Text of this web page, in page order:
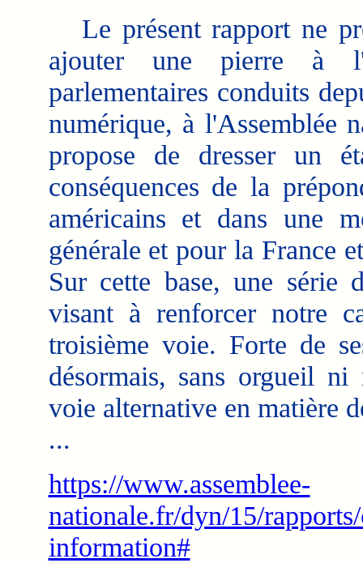
Le présent rapport ne
ajouter une pierre à
parlementaires conduits
numérique, à l'Assemblée
propose de dresser un
conséquences de la
américains et dans une
générale et pour la France
Sur cette base, une série
visant à renforcer notre
troisième voie. Forte de
désormais, sans orgueil
voie alternative en matière
...
https://www.assemblee-
nationale.fr/dyn/15/
information#